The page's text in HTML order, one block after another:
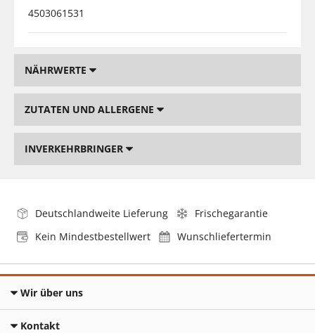
4503061531
NÄHRWERTE
ZUTATEN UND ALLERGENE
INVERKEHRBRINGER
Deutschlandweite Lieferung
Frischegarantie
Kein Mindestbestellwert
Wunschliefertermin
Wir über uns
Kontakt